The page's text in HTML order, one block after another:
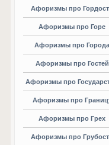
Афоризмы про
Афоризмы про Горе
Афоризмы про Города
Афоризмы про Гостей
Афоризмы про
Афоризмы про
Афоризмы про Грех
Афоризмы про